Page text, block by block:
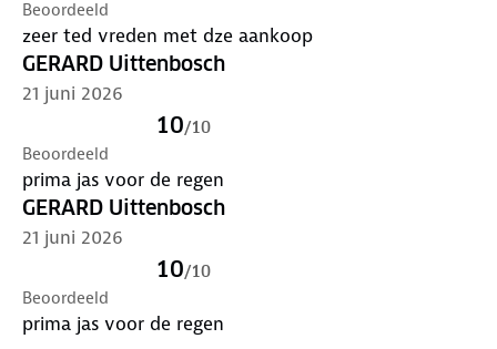
Beoordeeld
zeer ted vreden met dze aankoop
GERARD Uittenbosch
21 juni 2026
10/10
Beoordeeld
prima jas voor de regen
GERARD Uittenbosch
21 juni 2026
10/10
Beoordeeld
prima jas voor de regen